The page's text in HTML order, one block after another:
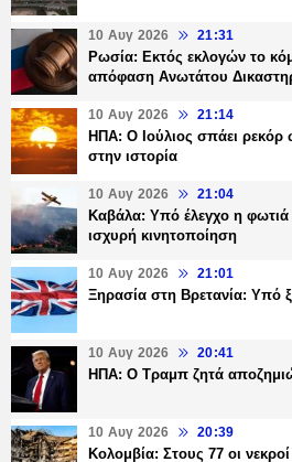
10 Αυγ 2026 21:31
Ρωσία: Εκτός εκλογών το
απόφαση Ανωτάτου
10 Αυγ 2026 21:14
ΗΠΑ: Ο Ιούλιος σπάει ρεκόρ
στην ιστορία
10 Αυγ 2026 21:04
Καβάλα: Υπό έλεγχο η
ισχυρή κινητοποίηση
10 Αυγ 2026 21:01
Ξηρασία στη Βρετανία: Υπό
10 Αυγ 2026 20:41
ΗΠΑ: Ο Τραμπ ζητά
10 Αυγ 2026 20:39
Κολομβία: Στους 77 οι